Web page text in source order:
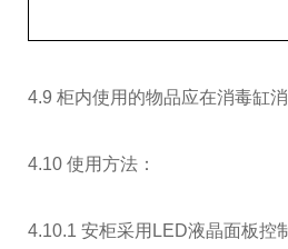
4.9 柜内使用的物品应在消毒缸
4.10 使用方法：
4.10.1 安柜采用LED液晶面板控